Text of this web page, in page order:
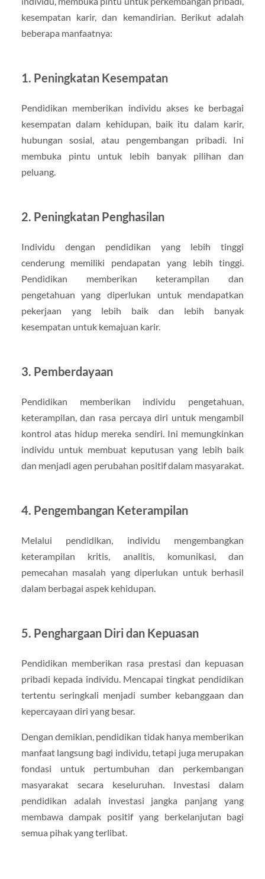
kesempatan karir, dan kemandirian. Berikut adalah
beberapa manfaatnya:
1. Peningkatan Kesempatan
Pendidikan memberikan individu akses ke berbagai
kesempatan dalam kehidupan, baik itu dalam karir,
hubungan sosial, atau pengembangan pribadi. Ini
membuka pintu untuk lebih banyak pilihan dan
peluang.
2. Peningkatan Penghasilan
Individu dengan pendidikan yang lebih tinggi
cenderung memiliki pendapatan yang lebih tinggi.
Pendidikan memberikan keterampilan dan
pengetahuan yang diperlukan untuk mendapatkan
pekerjaan yang lebih baik dan lebih banyak
kesempatan untuk kemajuan karir.
3. Pemberdayaan
Pendidikan memberikan individu pengetahuan,
keterampilan, dan rasa percaya diri untuk mengambil
kontrol atas hidup mereka sendiri. Ini memungkinkan
individu untuk membuat keputusan yang lebih baik
dan menjadi agen perubahan positif dalam masyarakat.
4. Pengembangan Keterampilan
Melalui pendidikan, individu mengembangkan
keterampilan kritis, analitis, komunikasi, dan
pemecahan masalah yang diperlukan untuk berhasil
dalam berbagai aspek kehidupan.
5. Penghargaan Diri dan Kepuasan
Pendidikan memberikan rasa prestasi dan kepuasan
pribadi kepada individu. Mencapai tingkat pendidikan
tertentu seringkali menjadi sumber kebanggaan dan
kepercayaan diri yang besar.
Dengan demikian, pendidikan tidak hanya memberikan
manfaat langsung bagi individu, tetapi juga merupakan
fondasi untuk pertumbuhan dan perkembangan
masyarakat secara keseluruhan. Investasi dalam
pendidikan adalah investasi jangka panjang yang
membawa dampak positif yang berkelanjutan bagi
semua pihak yang terlibat.